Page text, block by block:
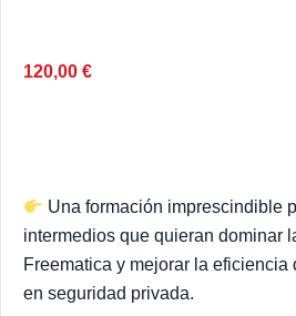
120,00 €
Una formación imprescindible
intermedios que quieran dominar
Freematica y mejorar la eficiencia
en seguridad privada.